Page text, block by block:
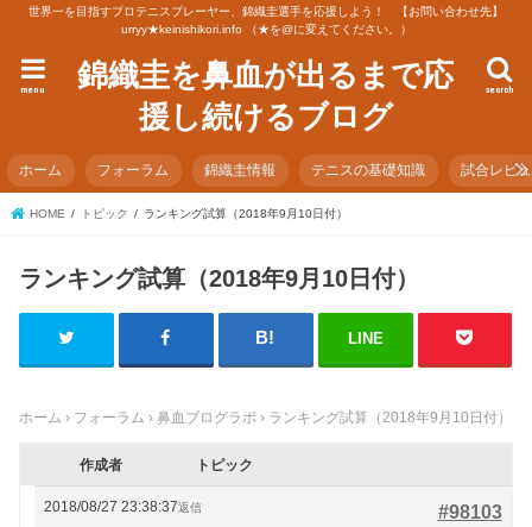
世界一を目指すプロテニスプレーヤー、錦織圭選手を応援しよう！ 【お問い合わせ先】
urryy★keinishikori.info （★を@に変えてください。）
錦織圭を鼻血が出るまで応
援し続けるブログ
search
menu
ホーム フォーラム 錦織圭情報 テニスの基礎知識 試合レビ
HOME トピック ランキング試算（2018年9月10日付）
ランキング試算（2018年9月10日付）
LINE
ホーム › フォーラム › 鼻血ブログラボ › ランキング試算（2018年9月10日付）
作成者 トピック
2018/08/27 23:38:37 #98103
返信